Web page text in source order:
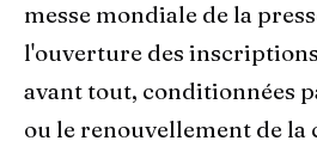
messe mondiale de la
l'ouverture des
avant tout, conditionnées
ou le renouvellement de la